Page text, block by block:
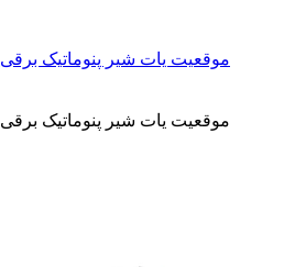
yt -1000 r 4-20 ma موقعیت یات شیر ​​پنوماتیک برقی
yt -1000 r 4-20 ma موقعیت یات شیر ​​پنوماتیک برقی